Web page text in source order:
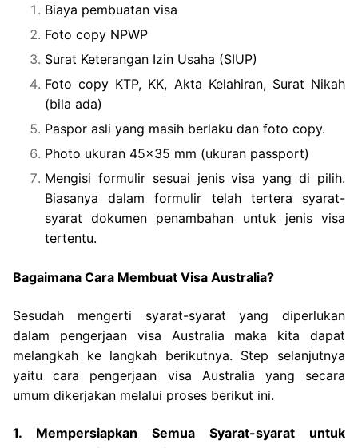
Biaya pembuatan visa
Foto copy NPWP
Surat Keterangan Izin Usaha (SIUP)
Foto copy KTP, KK, Akta Kelahiran, Surat Nikah
(bila ada)
Paspor asli yang masih berlaku dan foto copy.
Photo ukuran 45×35 mm (ukuran passport)
Mengisi formulir sesuai jenis visa yang di pilih.
Biasanya dalam formulir telah tertera syarat-
syarat dokumen penambahan untuk jenis visa
tertentu.
Bagaimana Cara Membuat Visa Australia?
Sesudah mengerti syarat-syarat yang diperlukan
dalam pengerjaan visa Australia maka kita dapat
melangkah ke langkah berikutnya. Step selanjutnya
yaitu cara pengerjaan visa Australia yang secara
umum dikerjakan melalui proses berikut ini.
1. Mempersiapkan Semua Syarat-syarat untuk